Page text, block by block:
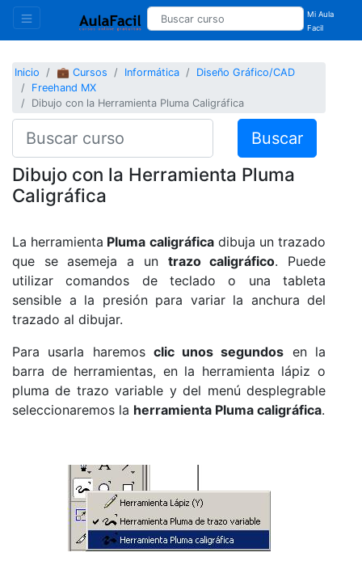
Mi Aula
Facil
Inicio 💼 Cursos Informática
Diseño Gráfico/CAD
Freehand MX
Dibujo con la Herramienta Pluma Caligráfica
Buscar
Dibujo con la Herramienta Pluma
Caligráfica
La herramienta Pluma caligráficadibuja un trazado
que se asemeja a un trazo caligráfico. Puede
utilizar comandos de teclado o una tableta
sensible a la presión para variar la anchura del
trazado al dibujar.
Para usarla haremos clic unos segundos en la
barra de herramientas, en la herramienta lápiz o
pluma de trazo variable y del menú desplegrable
seleccionaremos la herramienta Pluma caligráfica.